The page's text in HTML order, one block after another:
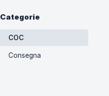
Categorie
COC
Consegna